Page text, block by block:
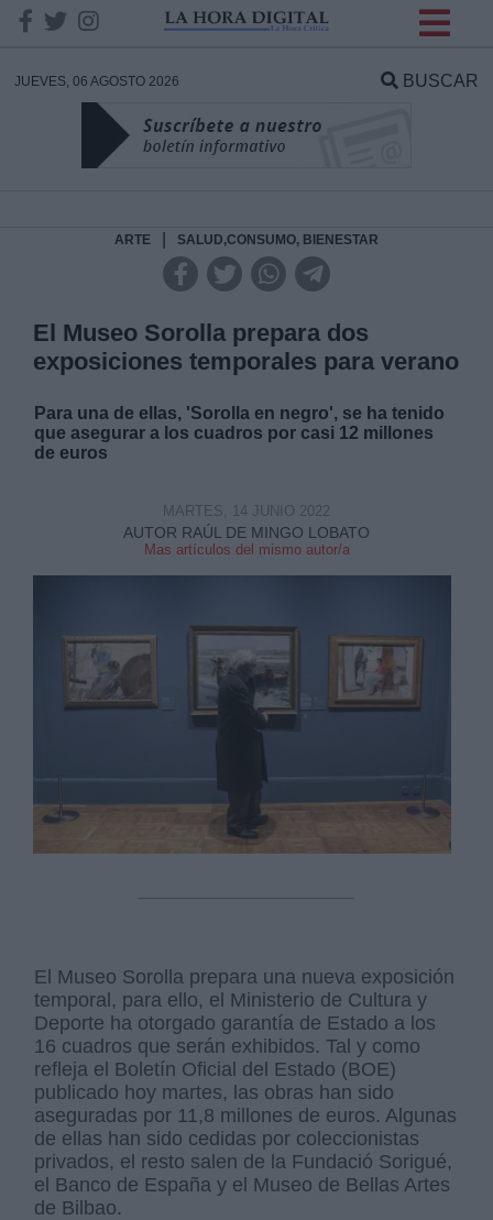
JUEVES, 06 AGOSTO 2026 BUSCAR
ARTE SALUD,CONSUMO, BIENESTAR
El Museo Sorolla prepara dos
exposiciones temporales para verano
Para una de ellas, 'Sorolla en negro', se ha tenido
que asegurar a los cuadros por casi 12 millones
de euros
AUTOR RAÚL DE MINGO LOBATO
Mas artículos del mismo autor/a
MARTES, 14 JUNIO 2022
El Museo Sorolla prepara una nueva exposición
temporal, para ello, el Ministerio de Cultura y
Deporte ha otorgado garantía de Estado a los
16 cuadros que serán exhibidos. Tal y como
refleja el Boletín Oficial del Estado (BOE)
publicado hoy martes, las obras han sido
aseguradas por 11,8 millones de euros. Algunas
de ellas han sido cedidas por coleccionistas
privados, el resto salen de la Fundació Sorigué,
el Banco de España y el Museo de Bellas Artes
de Bilbao.
DATOS
Responsable:
Destinatarios:
Derechos:
link